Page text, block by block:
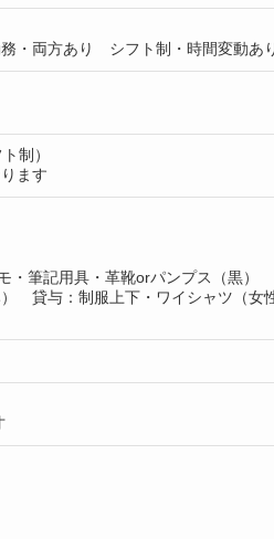
・両方あり シフト制・時間変動あ
制）
ます
・筆記用具・革靴orパンプス（黒）
貸与：制服上下・ワイシャツ（女